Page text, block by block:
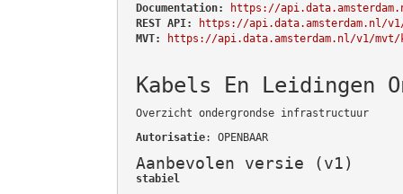
Documentation:
https://
REST API:
https://api.data.amsterdam.nl/
MVT:
https://api.data.amsterdam.nl/v1/
Kabels En Leidingen
Overzicht ondergrondse infrastructuur
Autorisatie: OPENBAAR
Aanbevolen versie (v1)
stabiel